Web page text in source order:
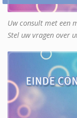
Uw consult met een
Stel uw vragen over